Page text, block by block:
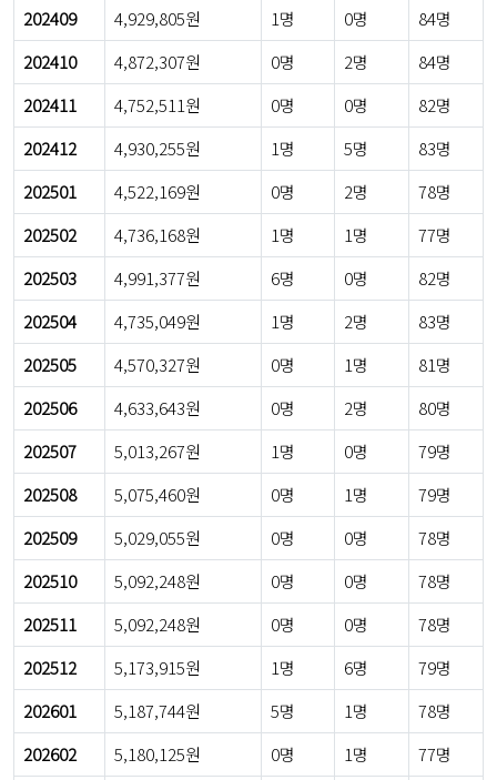
202409
4,929,805원 1명 0명
84명
202410
4,872,307원 0명 2명
84명
202411
4,752,511원 0명 0명
82명
202412
4,930,255원 1명 5명
83명
202501
4,522,169원 0명 2명
78명
202502
4,736,168원 1명 1명
77명
202503
4,991,377원 6명 0명
82명
202504
4,735,049원 1명 2명
83명
202505
4,570,327원 0명 1명
81명
202506
4,633,643원 0명 2명
80명
202507
5,013,267원 1명 0명
79명
202508
5,075,460원 0명 1명
79명
202509
5,029,055원 0명 0명
78명
202510
5,092,248원 0명 0명
78명
202511
5,092,248원 0명 0명
78명
202512
5,173,915원 1명 6명
79명
202601
5,187,744원 5명 1명
78명
202602
5,180,125원 0명 1명
77명